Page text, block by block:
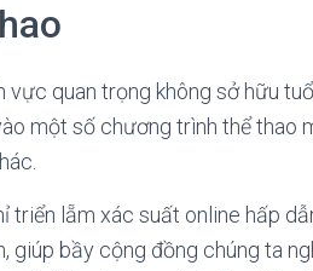
vực quan trọng không sở hữu
một số chương trình thể thao
lẵm xác suất online hấp
giúp bầy cộng đồng chúng ta